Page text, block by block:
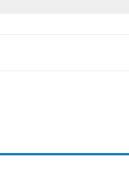
Televisies